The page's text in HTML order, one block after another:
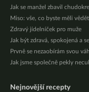
Jak se manžel zbavil
Miso: vše, co byste měli vědět
Zdravý jídelníček pro muže
Jak být zdravá, spokojená a
Prvně se nezaobírám svou
Jak jsme společně pekly
Nejnovější recepty